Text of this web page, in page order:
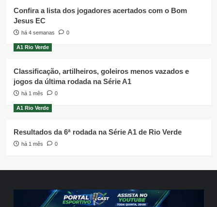
Confira a lista dos jogadores acertados com o Bom
Jesus EC
há 4 semanas 0
A1 Rio Verde
Classificação, artilheiros, goleiros menos vazados e
jogos da última rodada na Série A1
há 1 mês 0
A1 Rio Verde
Resultados da 6ª rodada na Série A1 de Rio Verde
há 1 mês 0